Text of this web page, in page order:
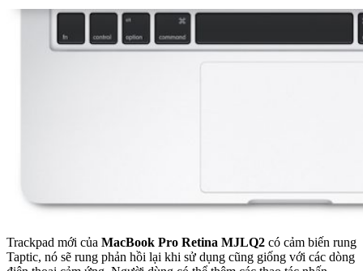
Trackpad mới của MacBook Pro Retina MJLQ2 có cảm biến rung
Taptic, nó sẽ rung phản hồi lại khi sử dụng cũng giống với các dòng